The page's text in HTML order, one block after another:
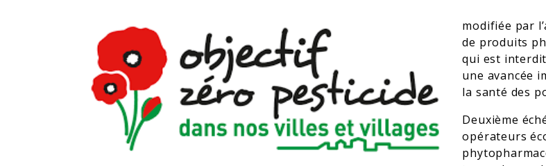
modifiée par
de produits
qui est interdit
une avancée
la santé des
Deuxième
opérateurs